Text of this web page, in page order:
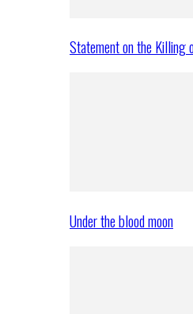
Statement on the Killing
Under the blood moon